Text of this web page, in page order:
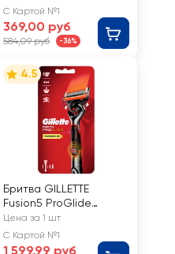
С Картой №1
369,00 руб
584,09 руб -36%
4.5
Бритва GILLETTE
Fusion5 ProGlide
Power Flexball, с 1
сменной кассетой
Цена за 1 шт
С Картой №1
1 599,99 руб